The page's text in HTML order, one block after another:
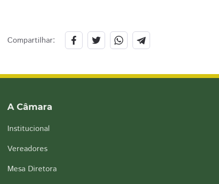
Compartilhar:
A Câmara
Institucional
Vereadores
Mesa Diretora